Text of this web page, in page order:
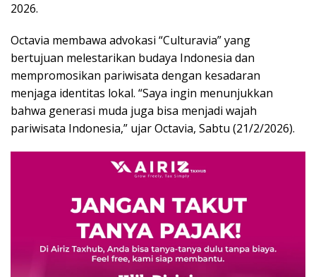
2026.
Octavia membawa advokasi “Culturavia” yang
bertujuan melestarikan budaya Indonesia dan
mempromosikan pariwisata dengan kesadaran
menjaga identitas lokal. “Saya ingin menunjukkan
bahwa generasi muda juga bisa menjadi wajah
pariwisata Indonesia,” ujar Octavia, Sabtu (21/2/2026).